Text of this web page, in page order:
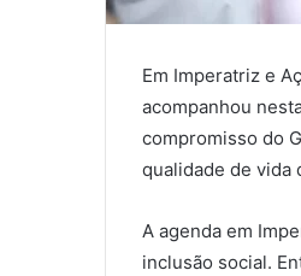
Em Imperatriz e
acompanhou
compromisso do
qualidade de vida
A agenda em
inclusão social.